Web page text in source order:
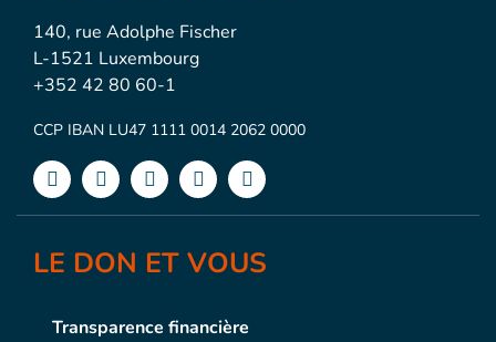
140, rue Adolphe Fischer
L-1521 Luxembourg
+352 42 80 60-1
CCP IBAN LU47 1111 0014 2062 0000
LE DON ET VOUS
Transparence financière